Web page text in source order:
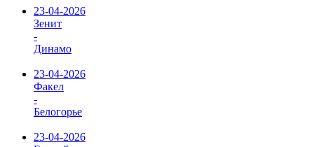
23-04-2026
Зенит
-
Динамо
23-04-2026
Факел
-
Белогорье
23-04-2026